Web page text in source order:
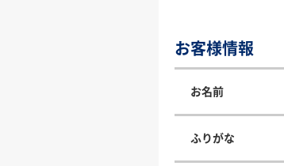
お客様情報
お名前
ふりがな